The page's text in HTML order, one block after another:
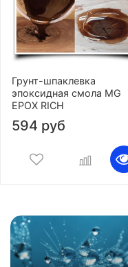
Грунт-шпаклевка
эпоксидная смола MG
EPOX RICH
594 руб